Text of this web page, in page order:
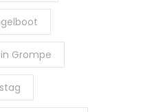
Grompe